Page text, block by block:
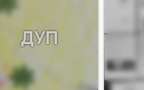
ДУП